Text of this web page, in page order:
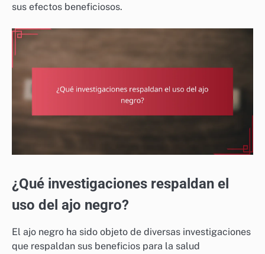
sus efectos beneficiosos.
¿Qué investigaciones respaldan el
uso del ajo negro?
El ajo negro ha sido objeto de diversas investigaciones
que respaldan sus beneficios para la salud